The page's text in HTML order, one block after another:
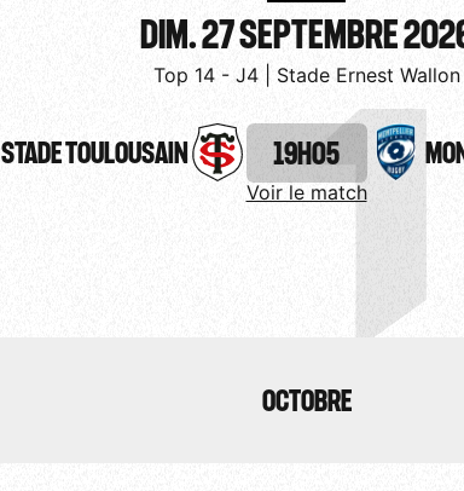
DIM. 27 SEPTEMBRE
Top 14 - J4 | Stade Ernest Wallon
STADE TOULOUSAIN 19H05
Voir le match
OCTOBRE